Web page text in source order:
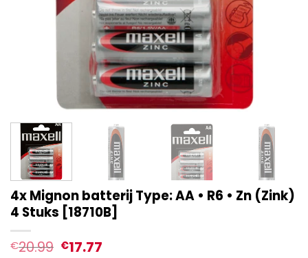
4x Mignon batterij Type: AA • R6 • Zn (Zink)
4 Stuks [18710B]
€20.99 €17.77